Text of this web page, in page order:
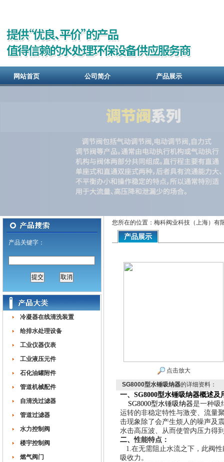
网站首页 公司简介 产品展示
产品关键字：
冷凝器在线清洗装置
给排水处理设备
工业仪器仪表
工业液压元件
石化油罐附件
管道机械配件
自清洗过滤器
管道过滤器
水力控制阀
楼宇控制阀
燃气阀门
您所在的位置：梅科阀业科技（上海）有
产品展示
点击放大
SG8000型水锤吸纳器的详细资料：
一、SG8000型水锤吸纳器概述及
SG8000型水锤吸纳器是一种吸
运转的非稳定特性与激变、流量
击现象除了会产生烦人的噪声及
水击高压波、从而使管内压力得
二、性能特点：
1.在无需阻止水流之下，此阀
吸收力。